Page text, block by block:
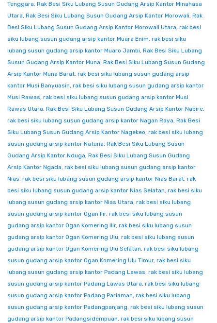
Tenggara, Rak Besi Siku Lubang Susun Gudang Arsip Kantor Minahasa
Utara, Rak Besi Siku Lubang Susun Gudang Arsip Kantor Morowali, Rak
Besi Siku Lubang Susun Gudang Arsip Kantor Morowali Utara, rak besi
siku lubang susun gudang arsip kantor Muara Enim, rak besi siku
lubang susun gudang arsip kantor Muaro Jambi, Rak Besi Siku Lubang
Susun Gudang Arsip Kantor Muna, Rak Besi Siku Lubang Susun Gudang
Arsip Kantor Muna Barat, rak besi siku lubang susun gudang arsip
kantor Musi Banyuasin, rak besi siku lubang susun gudang arsip kantor
Musi Rawas, rak besi siku lubang susun gudang arsip kantor Musi
Rawas Utara, Rak Besi Siku Lubang Susun Gudang Arsip Kantor Nabire,
rak besi siku lubang susun gudang arsip kantor Nagan Raya, Rak Besi
Siku Lubang Susun Gudang Arsip Kantor Nagekeo, rak besi siku lubang
susun gudang arsip kantor Natuna, Rak Besi Siku Lubang Susun
Gudang Arsip Kantor Nduga, Rak Besi Siku Lubang Susun Gudang
Arsip Kantor Ngada, rak besi siku lubang susun gudang arsip kantor
Nias, rak besi siku lubang susun gudang arsip kantor Nias Barat, rak
besi siku lubang susun gudang arsip kantor Nias Selatan, rak besi siku
lubang susun gudang arsip kantor Nias Utara, rak besi siku lubang
susun gudang arsip kantor Ogan Ilir, rak besi siku lubang susun
gudang arsip kantor Ogan Komering Ilir, rak besi siku lubang susun
gudang arsip kantor Ogan Komering Ulu, rak besi siku lubang susun
gudang arsip kantor Ogan Komering Ulu Selatan, rak besi siku lubang
susun gudang arsip kantor Ogan Komering Ulu Timur, rak besi siku
lubang susun gudang arsip kantor Padang Lawas, rak besi siku lubang
susun gudang arsip kantor Padang Lawas Utara, rak besi siku lubang
susun gudang arsip kantor Padang Pariaman, rak besi siku lubang
susun gudang arsip kantor Padangpanjang, rak besi siku lubang susun
gudang arsip kantor Padangsidempuan, rak besi siku lubang susun